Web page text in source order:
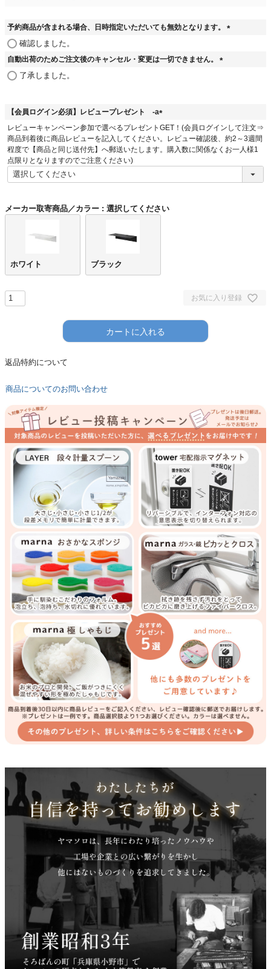
予約商品が含まれる場合、日時指定いただいても無効となります。
確認しました。
自動出荷のためご注文後のキャンセル・変更は一切できません。
了承しました。
【会員ログイン必須】レビュープレゼント -a
(
須
レビューキャンペーン参加で選べるプレゼントGET！(会員ログインして注文⇒
商品到着後に商品レビューを記入してください。レビュー確認後、約2～3週間
程度で【商品と同じ送付先】へ郵送いたします。購入数に関係なくお一人様1
点限りとなりますのでご注意ください)
メーカー取寄商品／カラー 選択してください
ホワイト ブラック
お気に入り登録
カートに入れる
返品特約について
商品についてのお問い合わせ